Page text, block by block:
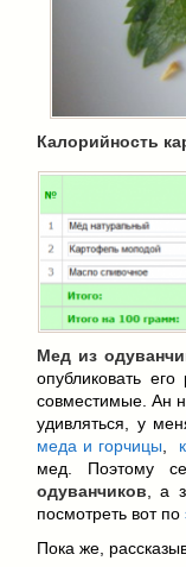
Калорийность
Мед из
опубликовать
совместимые. Ан
удивляться, у
меда и горчицы
мед. Поэтому
одуванчиков , а
посмотреть вот по
Пока же,